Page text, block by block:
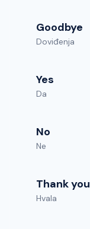
Goodbye
Doviđenja
Yes
Da
No
Ne
Thank you
Hvala